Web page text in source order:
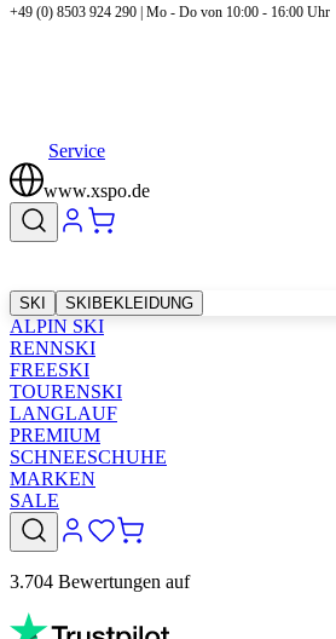
+49 (0) 8503 924 290 | Mo - Do von 10:00 - 16:00 Uhr
Service
www.xspo.de
SKI SKIBEKLEIDUNG
ALPIN SKI
RENNSKI
FREESKI
TOURENSKI
LANGLAUF
PREMIUM
SCHNEESCHUHE
MARKEN
SALE
3.704 Bewertungen auf